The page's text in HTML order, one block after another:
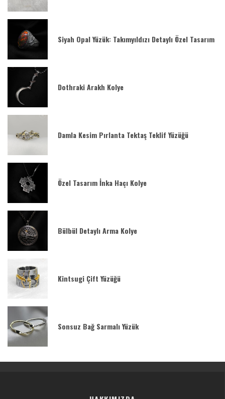
Siyah Opal Yüzük: Takımyıldızı Detaylı Özel Tasarım
Dothraki Arakh Kolye
Damla Kesim Pırlanta Tektaş Teklif Yüzüğü
Özel Tasarım İnka Haçı Kolye
Bülbül Detaylı Arma Kolye
Kintsugi Çift Yüzüğü
Sonsuz Bağ Sarmalı Yüzük